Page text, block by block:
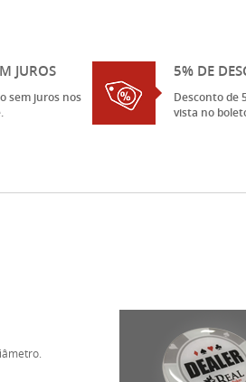
JUROS
sem juros nos
5% DE
Desconto de
vista no